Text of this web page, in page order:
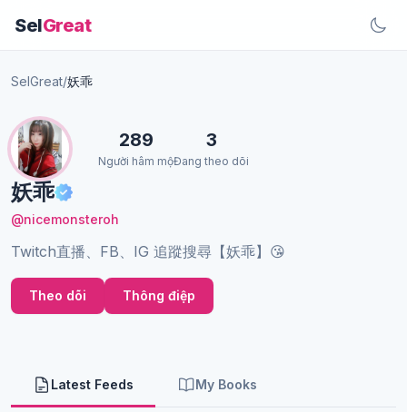
SelGreat
SelGreat/妖乖
妖乖
@nicemonsteroh
Twitch直播、FB、IG 追蹤搜尋【妖乖】😘
289
Người hâm mộ
3
Đang theo dõi
Theo dõi Thông điệp
Latest Feeds My Books